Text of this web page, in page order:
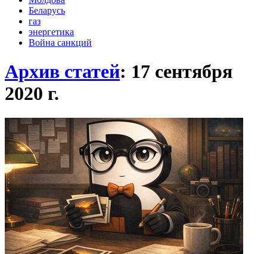
Беларусь
газ
энергетика
Война санкций
Архив статей: 17 сентября
2020 г.